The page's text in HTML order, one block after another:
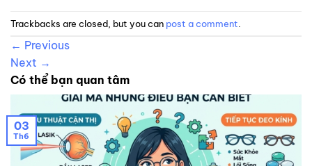
Trackbacks are closed, but you can post a comment
← Previous
Next →
Có thể bạn quan tâm
03
Th6